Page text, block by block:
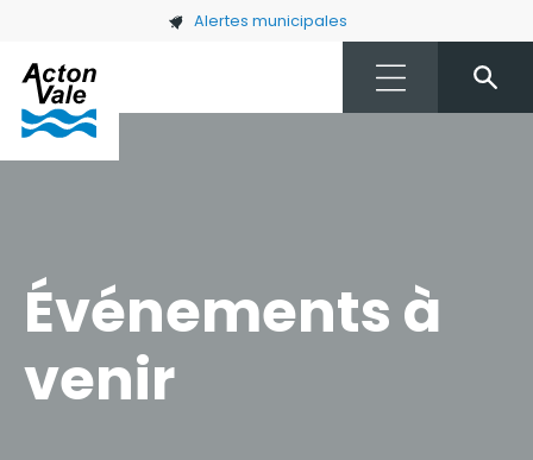
Skip to main content Alertes municipales
Événements à
venir